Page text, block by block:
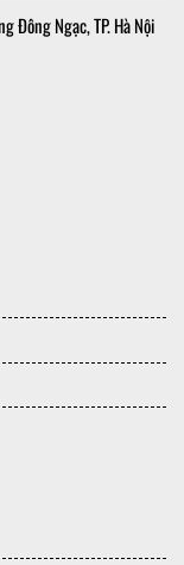
Đông Ngạc, TP. Hà Nội